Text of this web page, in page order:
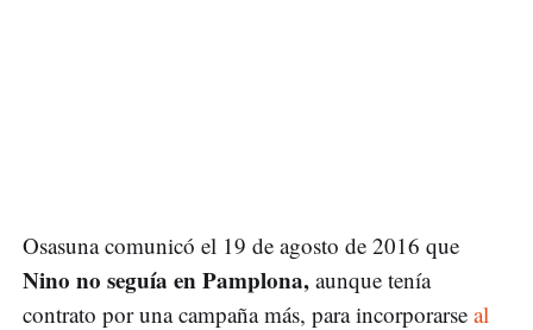
Osasuna comunicó el 19 de agosto de 2016 que
Nino no seguía en Pamplona, aunque tenía
contrato por una campaña más, para incorporarse al